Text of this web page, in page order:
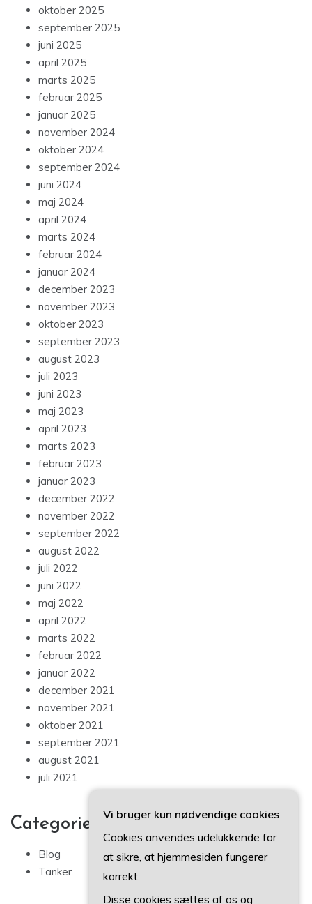
oktober 2025
september 2025
juni 2025
april 2025
marts 2025
februar 2025
januar 2025
november 2024
oktober 2024
september 2024
juni 2024
maj 2024
april 2024
marts 2024
februar 2024
januar 2024
december 2023
november 2023
oktober 2023
september 2023
august 2023
juli 2023
juni 2023
maj 2023
april 2023
marts 2023
februar 2023
januar 2023
december 2022
november 2022
september 2022
august 2022
juli 2022
juni 2022
maj 2022
april 2022
marts 2022
februar 2022
januar 2022
december 2021
november 2021
oktober 2021
september 2021
august 2021
juli 2021
Categories
Blog
Tanker
Vi bruger kun nødvendige cookies
Cookies anvendes udelukkende for
at sikre, at hjemmesiden fungerer
korrekt.
Disse cookies sættes af os og